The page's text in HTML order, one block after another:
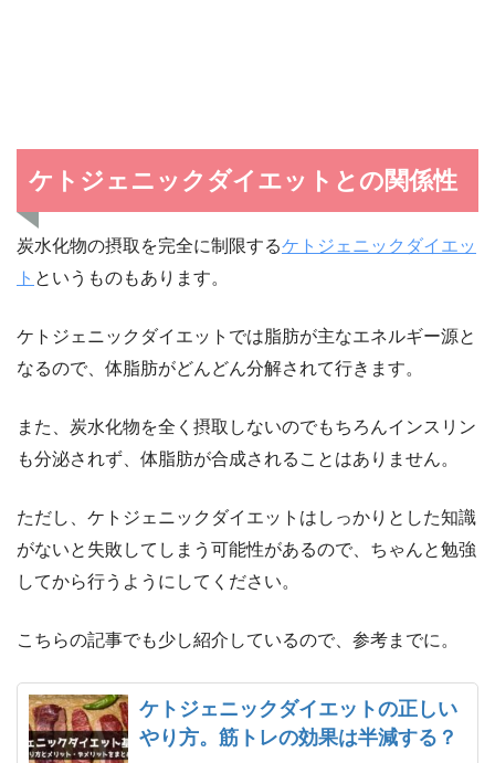
ケトジェニックダイエットとの関係性
炭水化物の摂取を完全に制限するケトジェニックダイエッ
ト というものもあります。
ケトジェニックダイエットでは脂肪が主なエネルギー源と
なるので、体脂肪がどんどん分解されて行きます。
また、炭水化物を全く摂取しないのでもちろんインスリン
も分泌されず、体脂肪が合成されることはありません。
ただし、ケトジェニックダイエットはしっかりとした知識
がないと失敗してしまう可能性があるので、ちゃんと勉強
してから行うようにしてください。
こちらの記事でも少し紹介しているので、参考までに。
ケトジェニックダイエットの正しい
やり方。筋トレの効果は半減する？